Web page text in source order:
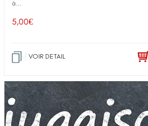
à...
5,00€
VOIR DETAIL